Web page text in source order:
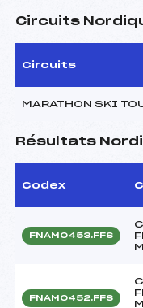
Circuits
Circuits
MARATHON SKI
Résultats
Codex
FNAM0453.FFS
FNAM0452.FFS